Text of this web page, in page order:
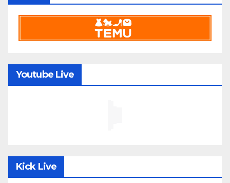
Youtube Live
Kick Live